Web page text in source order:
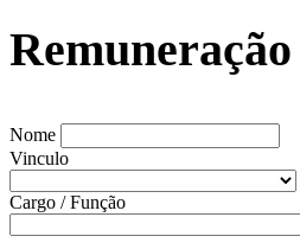
Nome
Vinculo
Cargo / Função